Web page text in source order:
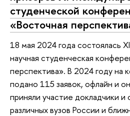
студенческой
«Восточная
18 мая 2024 года состоялась
научная студенческая
перспектива». В 2024 году на
подано 115 заявок, офлайн и
приняли участие докладчики и
различных вузов России и